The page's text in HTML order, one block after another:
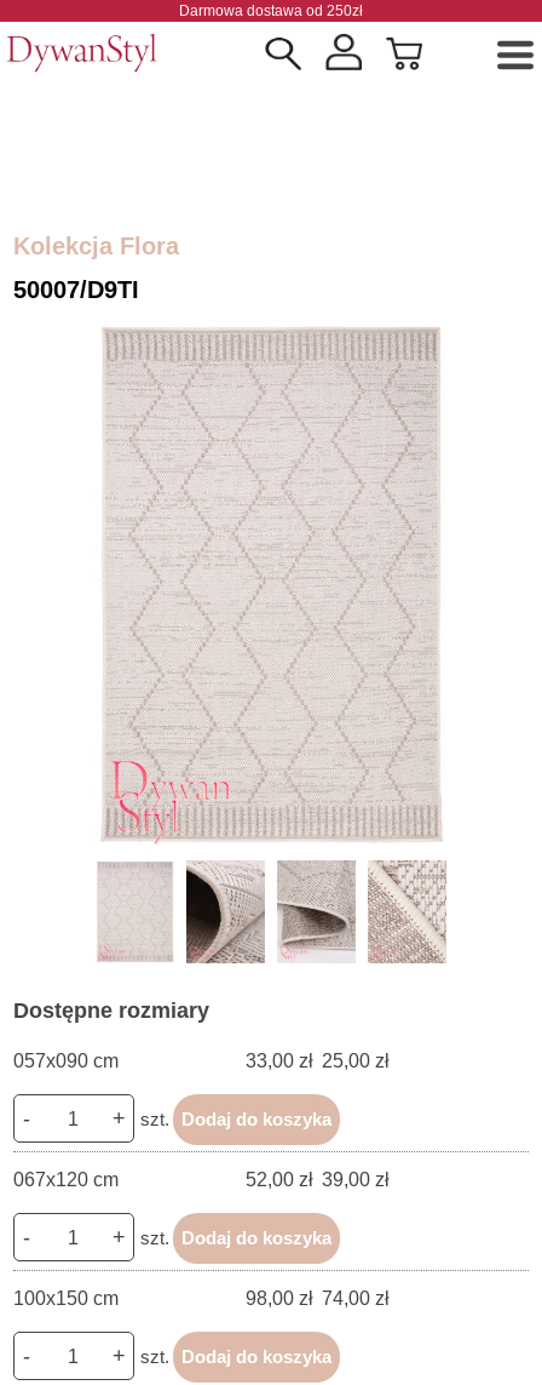
Darmowa dostawa od 250zł
Kolekcja Flora
50007/D9TI
Dostępne rozmiary
057x090 cm 33,00 zł 25,00 zł
- + szt. Dodaj do koszyka
067x120 cm 52,00 zł 39,00 zł
- + szt. Dodaj do koszyka
100x150 cm 98,00 zł 74,00 zł
- + szt. Dodaj do koszyka